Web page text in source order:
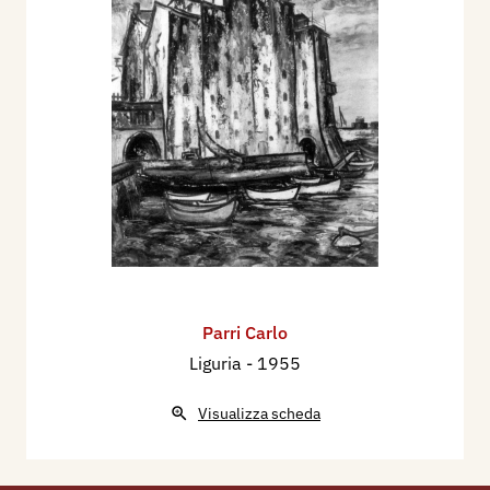
A XI, pp. 549/551.
1933 - Galleria d'Arte Moderna "Principe Odone"
- Acquisti di opere d'arte moderna, Genova -
Rivista Municipale, anno 13 - Num.° 12 dicembre
- A XI, p. 1048.
1955 - Viaggio in Italia. Terzo Premio di Pittura
ESSO, Venezia, p. 105.
Parri Carlo
Liguria - 1955
Visualizza scheda